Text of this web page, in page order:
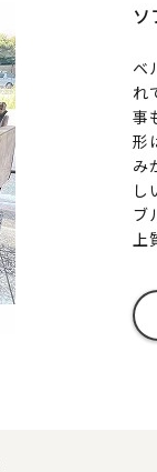
ベ
れ
事
形
み
し
ブ